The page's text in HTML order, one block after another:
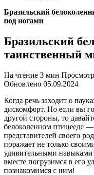
Бразильский
под ногами
Бразильский
таинственный
На чтение 3 мин
Обновлено 05.09.2024
Когда речь заходит о
дискомфорт. Но если вы
другой стороны, то
белоколенном птицееде
представителей своего
поражает не только
удивительными
вместе погрузимся в его
познакомимся с ним!